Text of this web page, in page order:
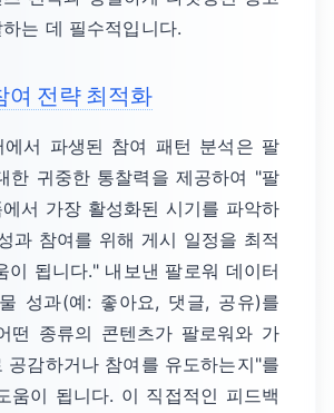
는 데 필수적입니다.
여 전략 최적화
에서 파생된 참여 패턴 분석은 팔
한 귀중한 통찰력을 제공하여 "팔
서 가장 활성화된 시기를 파악하
과 참여를 위해 게시 일정을 최적
이 됩니다." 내보낸 팔로워 데이터
성과(예: 좋아요, 댓글, 공유)를
떤 종류의 콘텐츠가 팔로워와 가
공감하거나 참여를 유도하는지"를
움이 됩니다. 이 직접적인 피드백